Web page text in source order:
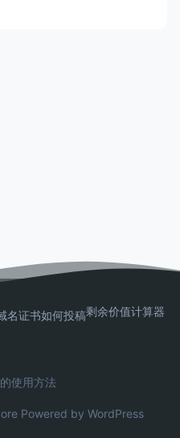
名证书如何投稿剩余价值计算器
使用方法
Powered by WordPress